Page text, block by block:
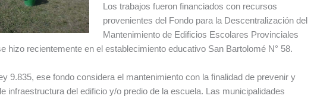
Los trabajos fueron financiados con recursos
provenientes del Fondo para la Descentralización del
Mantenimiento de Edificios Escolares Provinciales
hizo recientemente en el establecimiento educativo San Bartolomé N° 58.
9.835, ese fondo considera el mantenimiento con la finalidad de prevenir y
infraestructura del edificio y/o predio de la escuela. Las municipalidades